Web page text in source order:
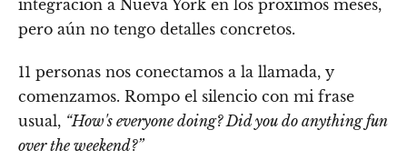
integración a Nueva York en los próximos meses,
pero aún no tengo detalles concretos.
11 personas nos conectamos a la llamada, y
comenzamos. Rompo el silencio con mi frase
usual, “How's everyone doing? Did you do anything fun
over the weekend?”